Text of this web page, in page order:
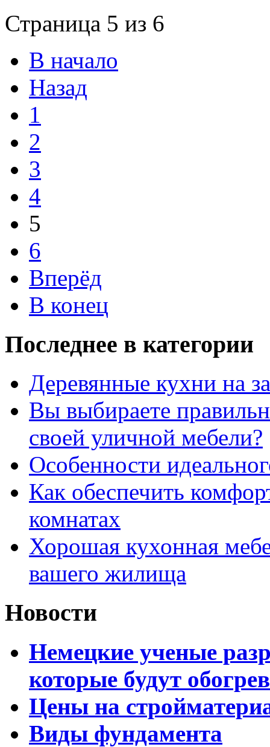
Страница 5 из 6
В начало
Назад
1
2
3
4
5
6
Вперёд
В конец
Последнее в категории
Деревянные кухни на
Вы выбираете
своей уличной мебели?
Особенности
Как обеспечить
комнатах
Хорошая кухонная
вашего жилища
Новости
Немецкие ученые
которые будут
Цены на
Виды фундамента